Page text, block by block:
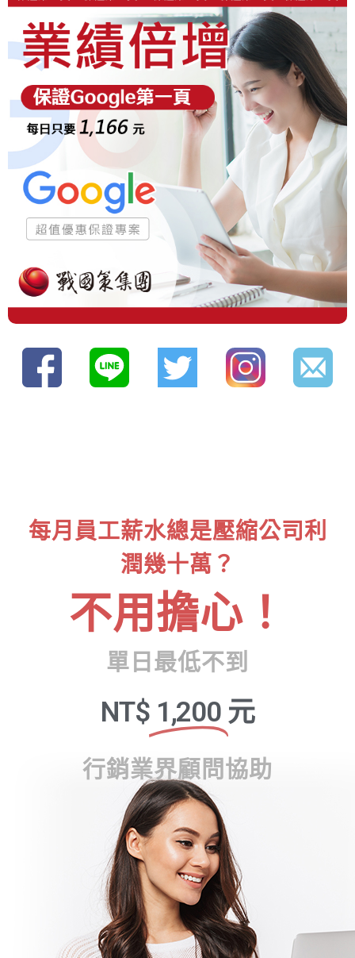
每月員工薪水總是壓縮公司利
潤幾十萬？
不用擔心！
單日最低不到
NT$ 1,200 元
行銷業界顧問協助